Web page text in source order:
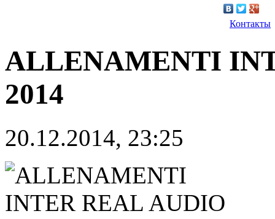
Контакты
ALLENAMENTI
2014
20.12.2014, 23:25